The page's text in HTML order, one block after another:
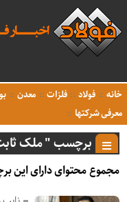
خانه فولاد فلزات معدن
معرفی شرکتها
برچسب " ملک
مجموع محتوای دارای این